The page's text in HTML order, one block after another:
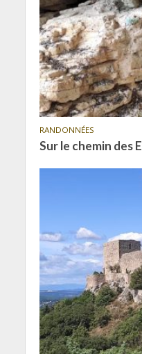
RANDONNÉES
Sur le chemin des